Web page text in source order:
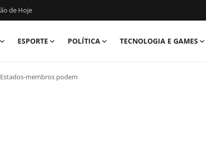
de Hoje
ESPORTE POLÍTICA
TECNOLOGIA E GAMES
membros podem